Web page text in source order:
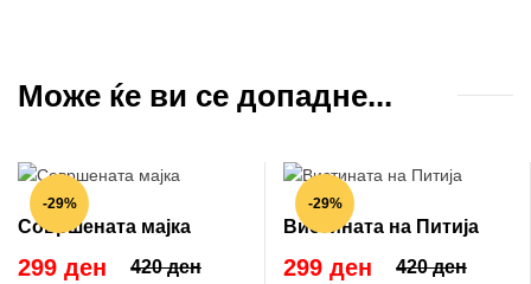
Може ќе ви се допадне...
-29%
Совршената мајка
420 ден
299 ден
-29%
Вистината на Питија
420 ден
299 ден